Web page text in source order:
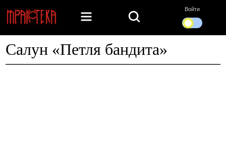
Войти
Салун «Петля бандита»